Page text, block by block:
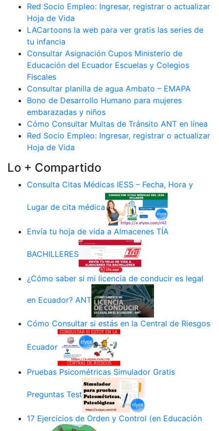
Red Socio Empleo: Ingresar, registrar o actualizar
Hoja de Vida
LACartoons la web para ver gratis las series de
tu infancia
Consultar Asignación Cupos Ministerio de
Educación del Ecuador Escuelas y Colegios
Fiscales
Consultar planilla de agua Ambato – EMAPA
Bono de Desarrollo Humano para mujeres
embarazadas y niños
Cómo Consultar Multas de Tránsito ANT en línea
Red Socio Empleo: Ingresar, registrar o actualizar
Hoja de Vida
Lo + Compartido
Consulta Citas Médicas IESS – Fecha, Hora y
Lugar de cita médica
Envía tu hoja de vida a Almacenes TÍA
BACHILLERES
¿Cómo saber si mi licencia de conducir es legal
en Ecuador? ANT
Cómo Consultar si estás en la Central de Riesgos
Ecuador
Pruebas Psicométricas Simulador Gratis
Preguntas Test
17 Ejercicios de Orden y Control (en Educación